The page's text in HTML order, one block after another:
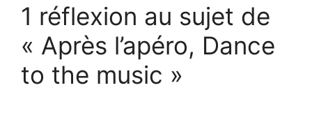
1 réflexion au sujet de
« Après l’apéro, Dance
to the music »